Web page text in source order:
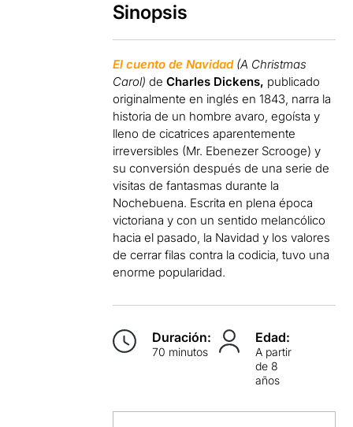
Sinopsis
El cuento de Navidad (A Christmas
Carol) deCharles Dickens, publicado
originalmente en inglés en 1843, narra la
historia de un hombre avaro, egoísta y
lleno de cicatrices aparentemente
irreversibles (Mr. Ebenezer Scrooge) y
su conversión después de una serie de
visitas de fantasmas durante la
Nochebuena. Escrita en plena época
victoriana y con un sentido melancólico
hacia el pasado, la Navidad y los valores
de cerrar filas contra la codicia, tuvo una
enorme popularidad.
Duración:
70 minutos
Edad:
A partir
de 8
años